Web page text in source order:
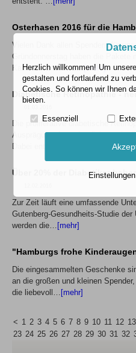
Osterhasen 2016 für die
Vielen Dank allen Spendern für
Gründonnerstag haben die Pakete
Kaffee und andere…[mehr]
Diabetische Retinopathie -
Die proliferative diabetische
Ausprägungsform der diabetes-
Dabei entstehen…
Über 20% der Diabetiker
Zur Zeit läuft eine umfassende
Gutenberg-Gesundheits-Studie
werden die… [mehr]
"Hamburgs frohe
Die eingesammelten Geschenke
an die großen und kleinen
die liebevoll…
[mehr]
< 1 2 3 4 5 6 7 8 9 10 11 12 13
23 24 25 26 27 28 29 30 31 32
Herzlich willkommen! Um
gestalten und fortlaufend zu
Cookies. So können wir Ihnen
bieten.
Essenziell